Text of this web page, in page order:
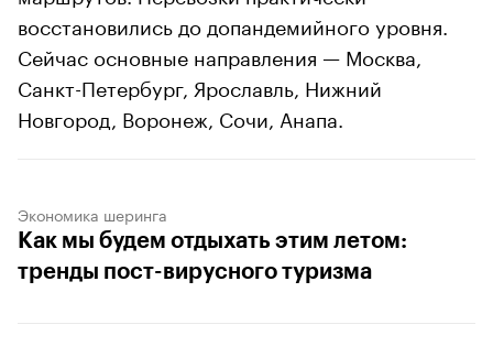
восстановились до допандемийного уровня.
Сейчас основные направления — Москва,
Санкт-Петербург, Ярославль, Нижний
Новгород, Воронеж, Сочи, Анапа.
Экономика шеринга
Как мы будем отдыхать этим летом:
тренды пост-вирусного туризма